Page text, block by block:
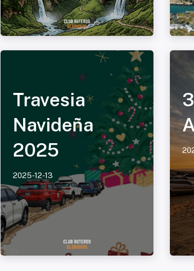
Travesia
Navideña
2025
2025-12-13